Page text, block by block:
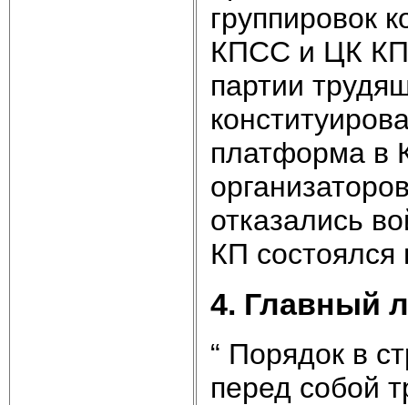
группировок
КПСС и ЦК
партии
платформа в
отказались
КП состоялся
4. Главный
“ Порядок в
перед собой